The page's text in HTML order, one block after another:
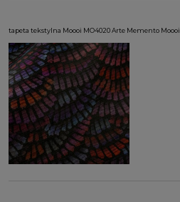
tapeta tekstylna Moooi MO4020 Arte Memento Moooi